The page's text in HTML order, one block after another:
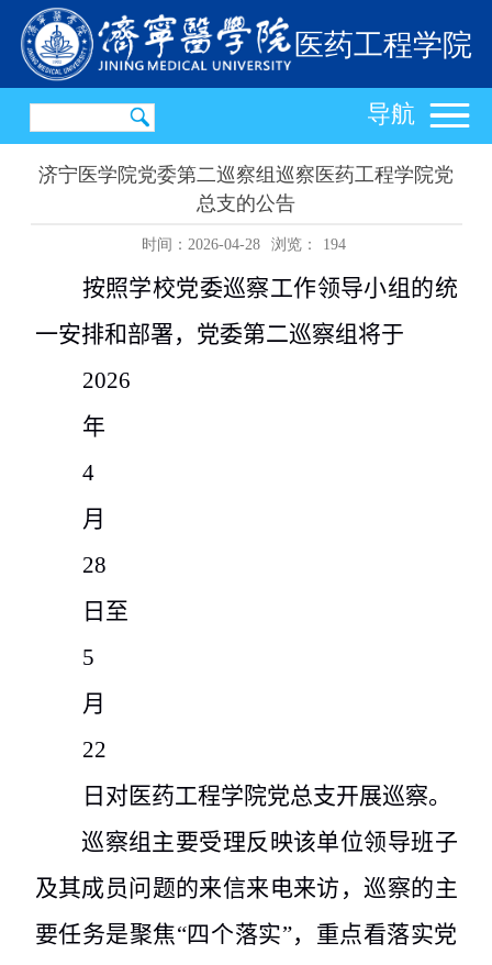
医药工程学院
导航
济宁医学院党委第二巡察组巡察医药工程学院党
总支的公告
时间：2026-04-28 浏览： 194
按照学校党委巡察工作领导小组的统
一安排和部署，党委第二巡察组将于
2026
年
4
月
28
日至
5
月
22
日对医药工程学院党总支开展巡察。
巡察组主要受理反映该单位领导班子
及其成员问题的来信来电来访，巡察的主
要任务是聚焦“四个落实”，重点看落实党